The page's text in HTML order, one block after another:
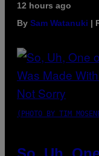
12 hours ago
By Sam Watanuki |
(PHOTO BY TIM